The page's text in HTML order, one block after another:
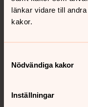
länkar vidare till
kakor.
Nödvändiga kakor
Inställningar
samhället.
människors tillvaro